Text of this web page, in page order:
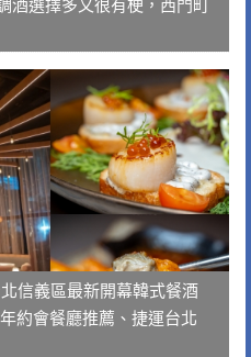
酒選擇多又很有梗，西門町
北信義區最新開幕韓式餐酒
約會餐廳推薦、捷運台北